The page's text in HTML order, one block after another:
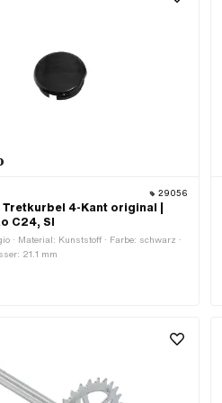
29056
4-Kant original |
C24, SI
· Material: Kunststoff · Farbe: schwarz ·
21.1 mm